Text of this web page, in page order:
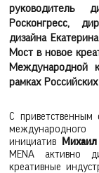
руководитель
Росконгресс,
дизайна
Мост в новое
Международной
рамках
С
международного
инициатив
MENA активно
креативные